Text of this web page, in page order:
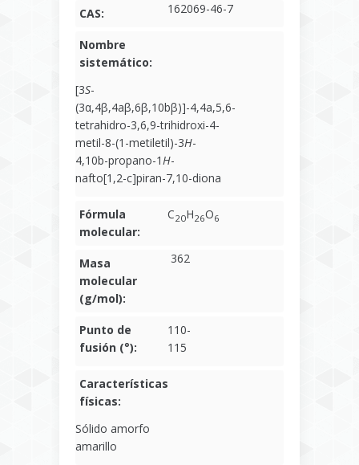
CAS: 162069-46-7
Nombre
sistemático:
[3S-
(3α,4β,4aβ,6β,10bβ)]-4,4a,5,6-
tetrahidro-3,6,9-trihidroxi-4-
metil-8-(1-metiletil)-3H-
4,10b-propano-1H-
nafto[1,2-c]piran-7,10-diona
Fórmula
molecular:
C20H26O6
Masa
molecular
(g/mol):
362
Punto de
fusión (°):
110-
115
Características
físicas:
Sólido amorfo
amarillo